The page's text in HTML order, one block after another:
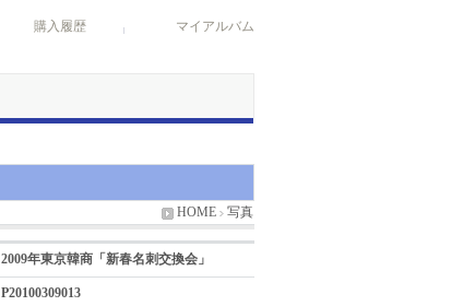
購入履歴 マイアルバム
HOME 写真
2009年東京韓商「新春名刺交換会」
P20100309013